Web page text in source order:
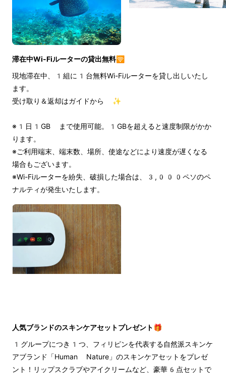
滞在中Wi-Fiルーターの貸出無料🛜
現地滞在中、1組に1台無料Wi-Fiルーターを貸し出しいたし
ます。
受け取り＆返却はガイドから ✨
※1日1GB まで使用可能。1GBを超えると速度制限がかか
ります。
※ご利用端末、端末数、場所、使途などにより速度が遅くなる
場合もございます。
※Wi-Fiルーターを紛失、破損した場合は、3,000ペソのペ
ナルティが発生いたします。
人気ブランドのスキンケアセットプレゼント🎁
1グループにつき1つ、フィリピンを代表する自然派スキンケ
アブランド「Human Nature」のスキンケアセットをプレゼ
ント！リップスクラブやアイクリームなど、豪華6点セットで